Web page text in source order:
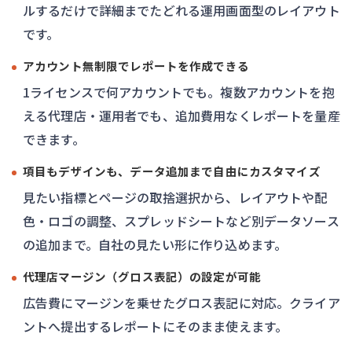
ルするだけで詳細までたどれる運用画面型のレイアウト
です。
アカウント無制限でレポートを作成できる
1ライセンスで何アカウントでも。複数アカウントを抱
える代理店・運用者でも、追加費用なくレポートを量産
できます。
項目もデザインも、データ追加まで自由にカスタマイズ
見たい指標とページの取捨選択から、レイアウトや配
色・ロゴの調整、スプレッドシートなど別データソース
の追加まで。自社の見たい形に作り込めます。
代理店マージン（グロス表記）の設定が可能
広告費にマージンを乗せたグロス表記に対応。クライア
ントへ提出するレポートにそのまま使えます。